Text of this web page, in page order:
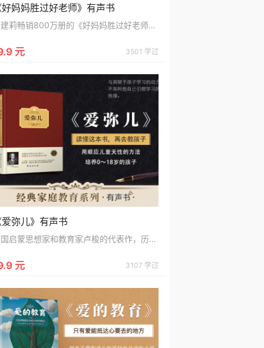
妈妈胜过好老师》有声书
尹建莉畅销800万册的《好妈妈胜过好老师》 有声系列，值得反复听
元 3501 学过
弥儿》有声书
法国启蒙思想家和教育家卢梭的代表作，历经百年而不衰的教育精品书籍
元 3107 学过